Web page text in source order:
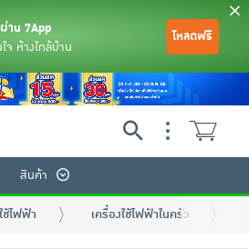
าน 7App
จ ห้างใกล้บ้าน
โหลดฟรี
สินค้า
ช้ไฟฟ้า เครื่องใช้ไฟฟ้าในครัว